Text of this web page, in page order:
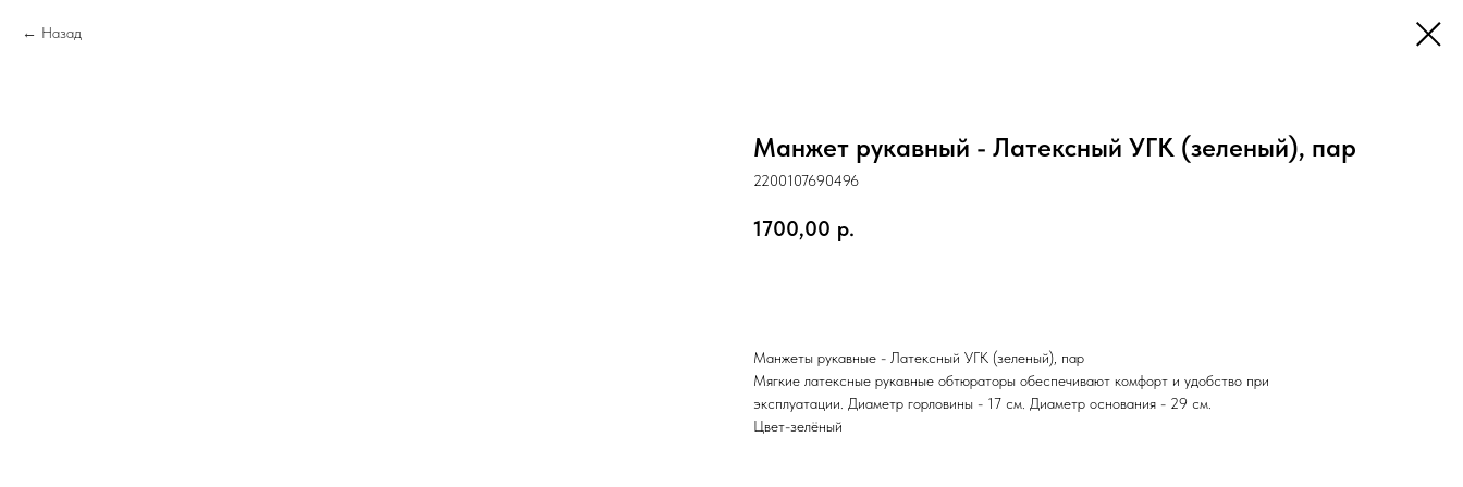
Назад
Манжет рукавный - Латексный УГК (зеленый), пар
2200107690496
1700,00 р.
Манжеты рукавные - Латексный УГК (зеленый), пар
Мягкие латексные рукавные обтюраторы обеспечивают комфорт и удобство при
эксплуатации. Диаметр горловины - 17 см. Диаметр основания - 29 см.
Цвет-зелёный